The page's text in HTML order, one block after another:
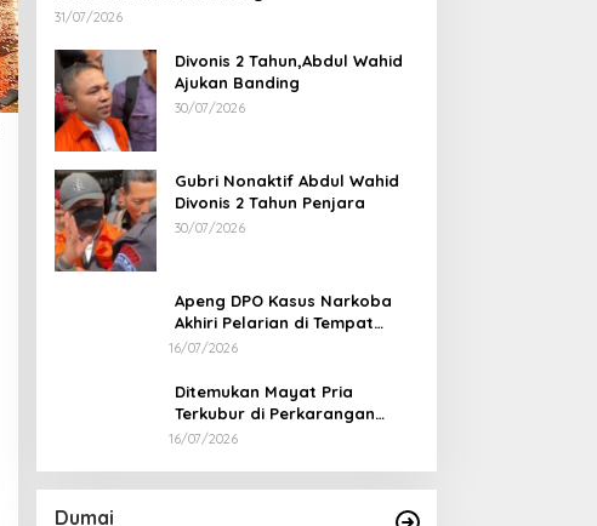
31/07/2026
Divonis 2 Tahun,Abdul Wahid
Ajukan Banding
30/07/2026
Gubri Nonaktif Abdul Wahid
Divonis 2 Tahun Penjara
30/07/2026
Apeng DPO Kasus Narkoba
Akhiri Pelarian di Tempat
Persembunyiannya di Kampar
16/07/2026
Ditemukan Mayat Pria
Terkubur di Perkarangan
Rumah
16/07/2026
Dumai
Keandalan Tanggap Darurat
Di Dumai